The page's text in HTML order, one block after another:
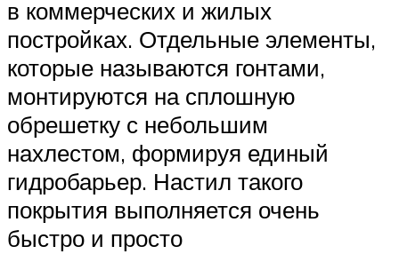
в коммерческих и жилых
постройках. Отдельные элементы,
которые называются гонтами,
монтируются на сплошную
обрешетку с небольшим
нахлестом, формируя единый
гидробарьер. Настил такого
покрытия выполняется очень
быстро и просто